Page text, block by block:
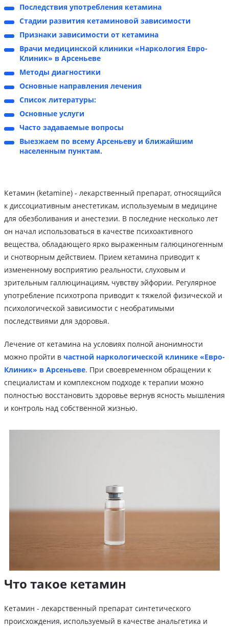
Последствия употребления кетамина
Стадии развития кетаминовой зависимости
Признаки зависимости от кетамина
Врачи медицинской клиники «Наркология Евро-
Клиник» в Арсеньеве
Методы диагностики
Основные направления лечения
Список литературы:
Основные услуги
Часто задаваемые вопросы
Выезжаем по всему Арсеньеву и ближайшим
населенным пунктам.
Кетамин (ketamine) - лекарственный препарат, относящийся
к диссоциативным анестетикам, используемым в медицине
для обезболивания и анестезии. В последние несколько лет
он начал использоваться в качестве психоактивного
вещества, обладающего ярко выраженным галюциногенным
и снотворным действием. Прием кетамина приводит к
измененному восприятию реальности, слуховым и
зрительным галлюцинациям, чувству эйфории. Регулярное
употребление психотропа приводит к тяжелой физической и
психологической зависимости с необратимыми
последствиями для здоровья.
Лечение от кетамина на условиях полной анонимности
можно пройти в частной наркологической клинике «Евро-
Клиник» в Арсеньеве. При своевременном обращении к
специалистам и комплексном подходе к терапии можно
полностью восстановить здоровье вернув ясность мышления
и контроль над собственной жизнью.
Что такое кетамин
Кетамин - лекарственный препарат синтетического
происхождения, используемый в качестве анальгетика и